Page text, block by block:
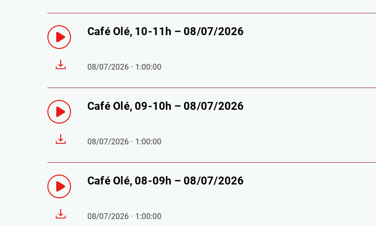
Café Olé, 10-11h – 08/07/2026
08/07/2026 · 1:00:00
Café Olé, 09-10h – 08/07/2026
08/07/2026 · 1:00:00
Café Olé, 08-09h – 08/07/2026
08/07/2026 · 1:00:00